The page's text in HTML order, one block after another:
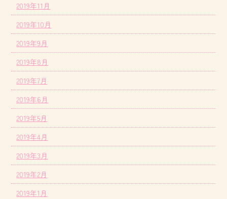
2019年11月
2019年10月
2019年9月
2019年8月
2019年7月
2019年6月
2019年5月
2019年4月
2019年3月
2019年2月
2019年1月